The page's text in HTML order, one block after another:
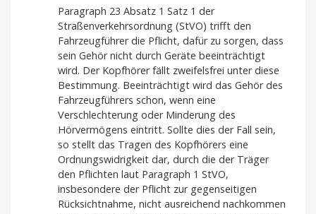
Paragraph 23 Absatz 1 Satz 1 der
Straßenverkehrsordnung (StVO) trifft den
Fahrzeugführer die Pflicht, dafür zu sorgen, dass
sein Gehör nicht durch Geräte beeinträchtigt
wird. Der Kopfhörer fällt zweifelsfrei unter diese
Bestimmung. Beeinträchtigt wird das Gehör des
Fahrzeugführers schon, wenn eine
Verschlechterung oder Minderung des
Hörvermögens eintritt. Sollte dies der Fall sein,
so stellt das Tragen des Kopfhörers eine
Ordnungswidrigkeit dar, durch die der Träger
den Pflichten laut Paragraph 1 StVO,
insbesondere der Pflicht zur gegenseitigen
Rücksichtnahme, nicht ausreichend nachkommen